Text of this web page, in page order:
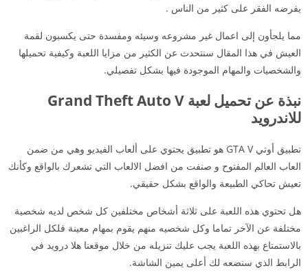
يفرضه الفقر على كثير من الناس .
مما يلجأون إلى اعمال غير مشروعه وسيئه ومفسدة حتى يكسبون لقمة
العيش في هذا المقال سنتحدث عن الكثير من مزايا اللعبة وكيفية تحميلها
والشخصيات والمهام الموجودة فيها بشكل تفصيلي.
نبذة عن تحميل لعبة Grand Theft Auto V
للاندرويد
تطبيق أوتي GTA V هو تطبيق يحتوي على ألعاب الفيديو وهي من ضمن
العاب العالم المفتوح و صنفت من افضل الالعاب التي تشعرك بالواقع وكأنك
تعيش تحاكي الطبيعة والواقع بشكل حقيقي.
هل تحتوي هذه اللعبة على ثلاثة أشخاص مختلفين كل شخص لديه شخصية
مختلفة عن الآخر تماما وكل شخصيه منهم يقوم بمهام معينة فلكل الراغبين
بالاستمتاع بهذه اللعبة يجب عليك تنزيله من خلال موقعنا هلا درويد في
الرابط الذي سنضعه لك أعلى يمين الشاشة.